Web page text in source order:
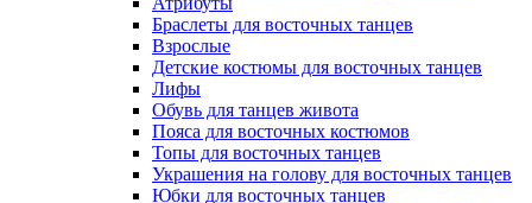
Браслеты для восточных танцев
Взрослые
Детские костюмы для восточных танцев
Лифы
Обувь для танцев живота
Пояса для восточных костюмов
Топы для восточных танцев
Украшения на голову для восточных танцев
Юбки для восточных танцев